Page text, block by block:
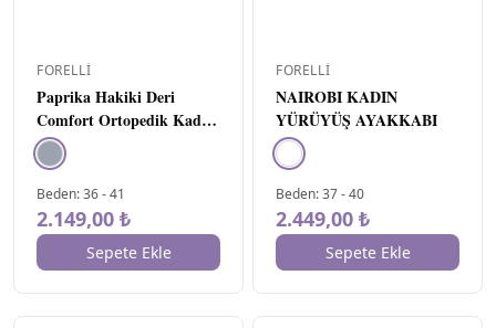
★★★★★
üzeri
★★
ve
★★★★★
ve
üzeri
FIYAT
–
FORELLI
Paprika Hakiki Deri
Comfort Ortopedik Kadın
Sandalet SİYAH
Beden:36-41
2.149,00 ₺
Sepete Ekle
FORELLI
NAIROBI KADIN
YÜRÜYÜŞ AYAKKABI
Beden:37-40
2.449,00 ₺
Sepete Ekle